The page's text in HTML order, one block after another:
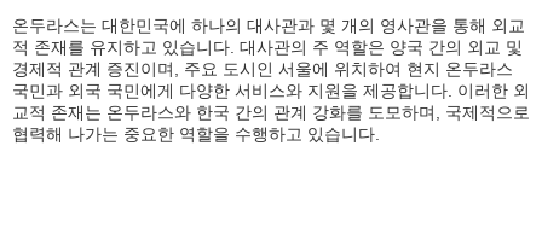
온두라스는 대한민국에 하나의 대사관과 몇 개의 영사관을 통해 외교
적 존재를 유지하고 있습니다. 대사관의 주 역할은 양국 간의 외교 및
경제적 관계 증진이며, 주요 도시인 서울에 위치하여 현지 온두라스
국민과 외국 국민에게 다양한 서비스와 지원을 제공합니다. 이러한 외
교적 존재는 온두라스와 한국 간의 관계 강화를 도모하며, 국제적으로
협력해 나가는 중요한 역할을 수행하고 있습니다.